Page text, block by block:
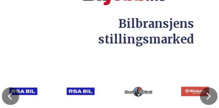
Bilbransjens
stillingsmarked